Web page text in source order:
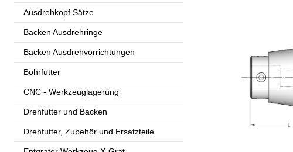
Ausdrehkopf Sätze
Backen Ausdrehringe
Backen Ausdrehvorrichtungen
Bohrfutter
CNC - Werkzeuglagerung
Drehfutter und Backen
Drehfutter, Zubehör und Ersatzteile